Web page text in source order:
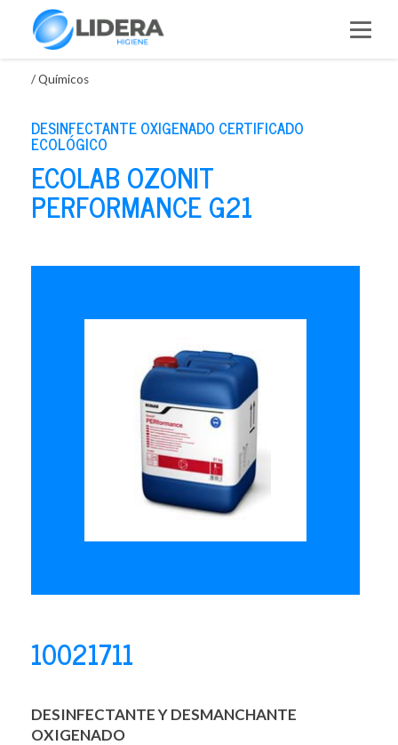
/Químicos
DESINFECTANTE OXIGENADO CERTIFICADO
ECOLÓGICO
ECOLAB OZONIT
PERFORMANCE G21
10021711
DESINFECTANTE Y DESMANCHANTE
OXIGENADO